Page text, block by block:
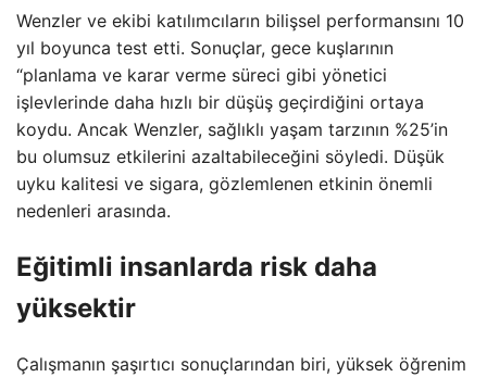
Wenzler ve ekibi katılımcıların bilişsel performansını 10
yıl boyunca test etti. Sonuçlar, gece kuşlarının
“planlama ve karar verme süreci gibi yönetici
işlevlerinde daha hızlı bir düşüş geçirdiğini ortaya
koydu. Ancak Wenzler, sağlıklı yaşam tarzının %25’in
bu olumsuz etkilerini azaltabileceğini söyledi. Düşük
uyku kalitesi ve sigara, gözlemlenen etkinin önemli
nedenleri arasında.
Eğitimli insanlarda risk daha
yüksektir
Çalışmanın şaşırtıcı sonuçlarından biri, yüksek öğrenim